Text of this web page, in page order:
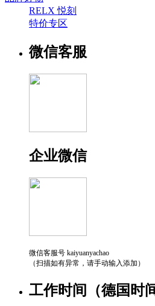
RELX 悦刻
特价专区
微信客服
企业微信
微信客服号 kaiyuanyachao
（扫描如有异常，请手动输入添加）
工作时间（德国时